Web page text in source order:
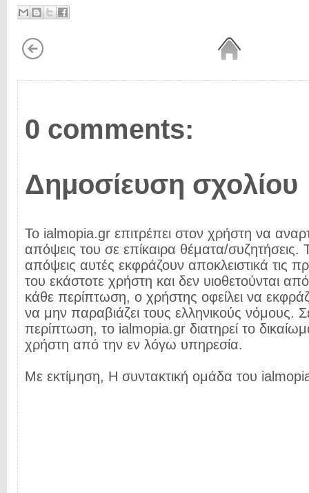
0 comments:
Δημοσίευση σχολίου
Το ialmopia.gr επιτρέπει στον χρήστη να
απόψεις του σε επίκαιρα θέματα/συζητήσεις.
απόψεις αυτές εκφράζουν αποκλειστικά τις
του εκάστοτε χρήστη και δεν υιοθετούνται
κάθε περίπτωση, ο χρήστης οφείλει να
να μην παραβιάζει τους ελληνικούς νόμους.
περίπτωση, το ialmopia.gr διατηρεί το
χρήστη από την εν λόγω υπηρεσία.
Με εκτίμηση, Η συντακτική ομάδα του